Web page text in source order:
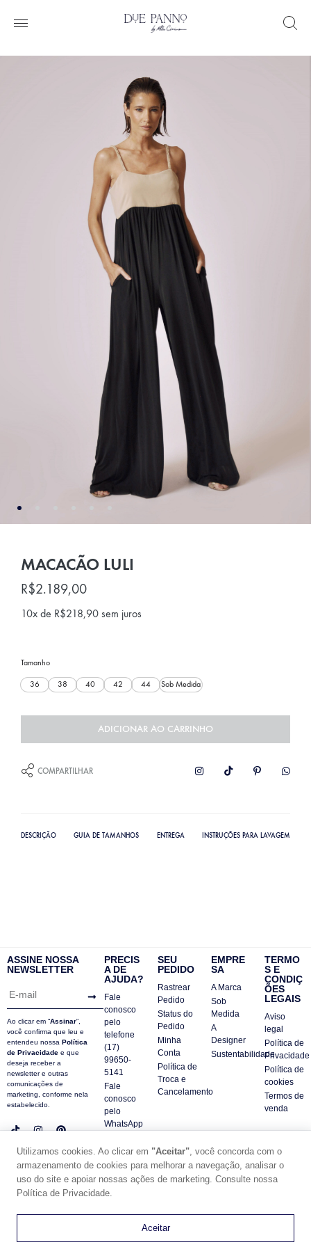
MACACÃO LULI
R$2.189,00
10x de R$218,90 sem juros
Tamanho
36 38 40 42 44 Sob Medida
ADICIONAR AO CARRINHO
COMPARTILHAR
DESCRIÇÃO GUIA DE TAMANHOS ENTREGA INSTRUÇÕES PARA LAVAGEM
ASSINE NOSSA
NEWSLETTER
Ao clicar em “Assinar“,
você confirma que leu e
entendeu nossa Política
de Privacidade e que
deseja receber a
newsletter e outras
comunicações de
marketing, conforme nela
estabelecido.
PRECIS
A DE
AJUDA?
Fale
conosco
pelo
telefone
(17)
99650-
5141
Fale
conosco
pelo
WhatsApp
FAQ
SEU
PEDIDO
Rastrear
Pedido
Status do
Pedido
Minha
Conta
Política de
Troca e
Cancelamento
EMPRE
SA
A Marca
Sob
Medida
A
Designer
Sustentabilidade
TERMO
S E
CONDIÇ
ÕES
LEGAIS
Aviso
legal
Política de
Privacidade
Política de
cookies
Termos de
venda
© DUE PANNO - 2024 -
CNPJ18.684.752/0001-84
0
Utilizamos cookies. Ao clicar em "Aceitar", você concorda com o
armazenamento de cookies para melhorar a navegação, analisar o
uso do site e apoiar nossas ações de marketing. Consulte nossa
Política de Privacidade.
Aceitar